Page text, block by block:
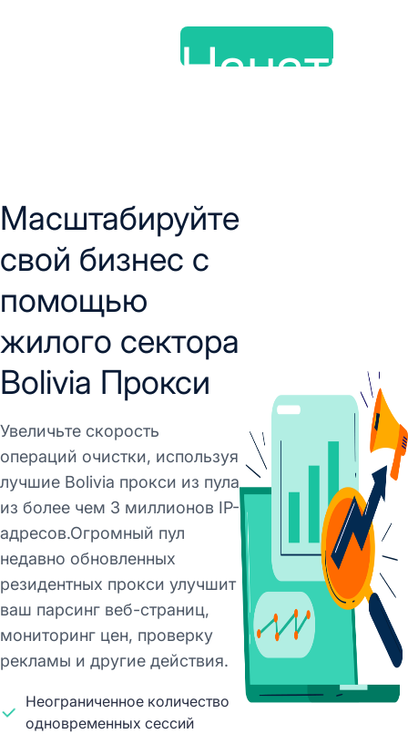
Начать
Масштабируйте
свой бизнес с
помощью
жилого сектора
Bolivia Прокси
Увеличьте скорость
операций очистки, используя
лучшие Bolivia прокси из пула
из более чем 3 миллионов IP-
адресов.Огромный пул
недавно обновленных
резидентных прокси улучшит
ваш парсинг веб-страниц,
мониторинг цен, проверку
рекламы и другие действия.
Неограниченное количество
одновременных сессий